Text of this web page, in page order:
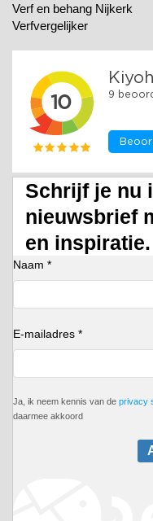
Verf en behang Nijkerk
Verfvergelijker
Schrijf je nu
nieuwsbrief
en inspiratie.
Naam *
E-mailadres *
Ja, ik neem kennis van de privacy
daarmee akkoord